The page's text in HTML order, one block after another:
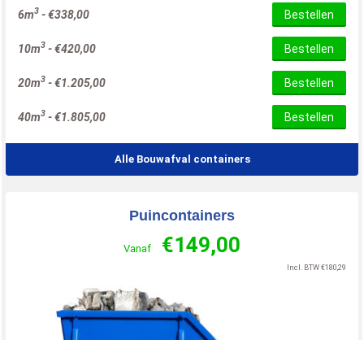
6m3 -€338,00 Bestellen
10m3 -€420,00 Bestellen
20m3 -€1.205,00 Bestellen
40m3 -€1.805,00 Bestellen
Alle Bouwafval containers
Puincontainers
Vanaf €149,00
Incl. BTW €180,29